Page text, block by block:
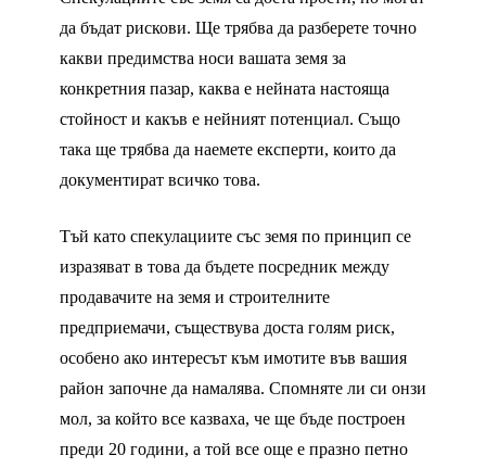
да бъдат рискови. Ще трябва да разберете точно
какви предимства носи вашата земя за
конкретния пазар, каква е нейната настояща
стойност и какъв е нейният потенциал. Също
така ще трябва да наемете експерти, които да
документират всичко това.
Тъй като спекулациите със земя по принцип се
изразяват в това да бъдете посредник между
продавачите на земя и строителните
предприемачи, съществува доста голям риск,
особено ако интересът към имотите във вашия
район започне да намалява. Спомняте ли си онзи
мол, за който все казваха, че ще бъде построен
преди 20 години, а той все още е празно петно